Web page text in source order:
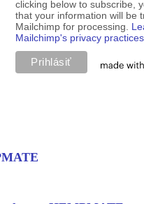
clicking below to subscribe,
that your information will be
Mailchimp for processing.
Mailchimp's privacy